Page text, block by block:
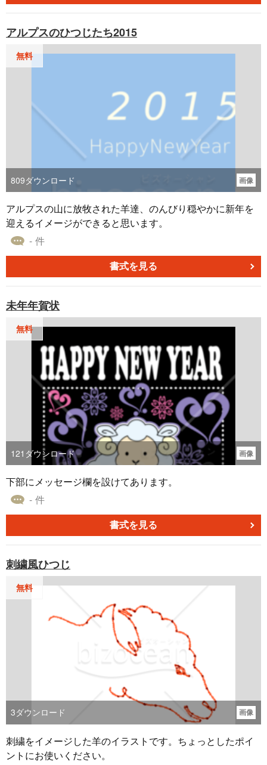
レートは、伝統的な「羊」のイメージをベースにして、梅
しています。シンプルでありながらも華やかな雰囲気を演
出し、受け取る方に幸福感と新春の喜びをもたらします。
ぜひご利用いただき、温かい年賀のメッセージをお届けく
アルプスのひつじたち2015
無料
809ダウンロード 画像
アルプスの山に放牧された羊達、のんびり穏やかに新年を
迎えるイメージができると思います。
- 件
書式を見る
未年年賀状
無料
121 ダウンロード 画像
下部にメッセージ欄を設けてあります。
- 件
書式を見る
刺繍風ひつじ
無料
3ダウンロード 画像
刺繍をイメージした羊のイラストです。ちょっとしたポイ
ントにお使いください。